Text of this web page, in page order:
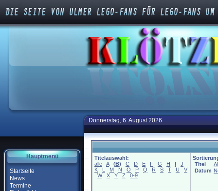
Hauptmenü
Startseite
News
Termine
Donnerstag, 6. August 2026
Titelauswahl:
alle
A (B) C D E F G H I
J
K
L M N O P Q R S T U
V
W
X Y Z 0-9
Titel
Datum